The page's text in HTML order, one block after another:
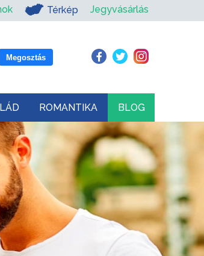
Térkép Jegyvásárlás
Megosztás
ROMANTIKA BLOG